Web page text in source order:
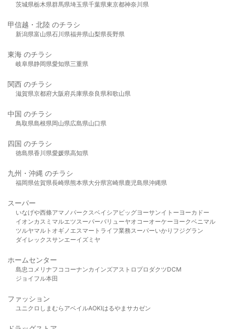
茨城県栃木県群馬県埼玉県千葉県東京都神奈川県
甲信越・北陸 のチラシ
新潟県富山県石川県福井県山梨県長野県
東海 のチラシ
岐阜県静岡県愛知県三重県
関西 のチラシ
滋賀県京都府大阪府兵庫県奈良県和歌山県
中国 のチラシ
鳥取県島根県岡山県広島県山口県
四国 のチラシ
徳島県香川県愛媛県高知県
九州・沖縄 のチラシ
福岡県佐賀県長崎県熊本県大分県宮崎県鹿児島県沖縄県
スーパー
いなげや西條アマノパークスベイシア ビッグヨーサンイトーヨーカドー
イオンカスミ マルエツスーパーバリューヤオコーオーケー ヨークベニマル
ツルヤマルト オギノ エスマート ライフ業務スーパーいかり フジグラン
ダイレックスサンエーイズミヤ
ホームセンター
島忠 コメリ ナフコ コーナンカインズアストロプロダクツDCM
ジョイフル本田
ファッション
ユニクロ しまむら アベイルAOKIはるやま サカゼン